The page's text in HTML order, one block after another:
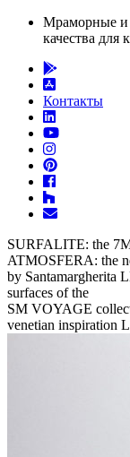
Мраморные и
качества для
Контакты
SURFALITE: the
ATMOSFERA: the
by Santamargherita
surfaces of the
SM VOYAGE
venetian inspiration